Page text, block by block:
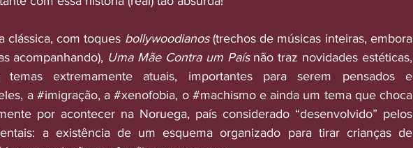
clássica, com toques bollywoodianos (trechos de músicas inteiras, embora
acompanhando), Uma Mãe Contra um País não traz novidades estéticas,
temas extremamente atuais, importantes para serem pensados e
a #imigração, a #xenofobia, o #machismo e ainda um tema que choca
por acontecer na Noruega, país considerado “desenvolvido” pelos
a existência de um esquema organizado para tirar crianças de